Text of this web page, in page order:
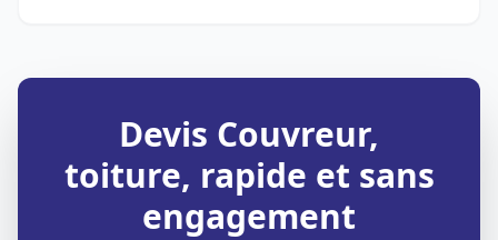
Devis Couvreur,
toiture, rapide et sans
engagement